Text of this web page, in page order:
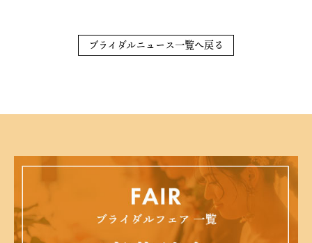
ブライダルニュース一覧へ戻る